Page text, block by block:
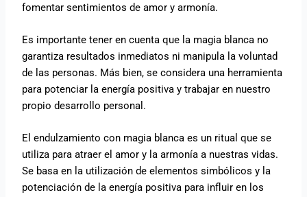
fomentar sentimientos de amor y armonía.
Es importante tener en cuenta que la magia blanca no
garantiza resultados inmediatos ni manipula la voluntad
de las personas. Más bien, se considera una herramienta
para potenciar la energía positiva y trabajar en nuestro
propio desarrollo personal.
El endulzamiento con magia blanca es un ritual que se
utiliza para atraer el amor y la armonía a nuestras vidas.
Se basa en la utilización de elementos simbólicos y la
potenciación de la energía positiva para influir en los